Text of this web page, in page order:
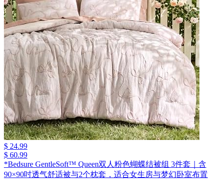
$ 24.99
$ 60.99
*Bedsure GentleSoft™ Queen双人粉色蝴蝶结被组 3件套｜含
90×90吋透气舒适被与2个枕套，适合女生房与梦幻卧室布置